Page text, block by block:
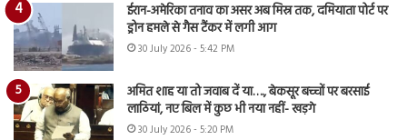
ईरान-अमेरिका तनाव का असर अब मिस्र तक, दमियाता पोर्ट पर
ड्रोन हमले से गैस टैंकर में लगी आग
30 July 2026 - 5:42 PM
अमित शाह या तो जवाब दें या…., बेकसूर बच्चों पर बरसाई
लाठियां, नए बिल में कुछ भी नया नहीं- खड़गे
30 July 2026 - 5:20 PM